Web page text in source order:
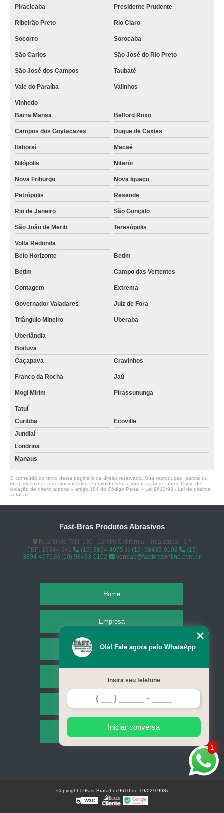
Piracicaba Presidente Prudente
Ribeirão Preto Rio Claro
Socorro Sorocaba
São Carlos São José do Rio Preto
São José dos Campos Taubaté
Vale do Paraíba Valinhos
Vinhedo
Barra Mansa
Belford Roxo
Campos dos Goytacazes Duque de Caxias
Itaboraí Macaé
Nilópolis Niterói
Nova Friburgo Nova Iguaçu
Petrópolis Resende
Rio de Janeiro São Gonçalo
São João de Meriti Teresópolis
Volta Redonda
Belo Horizonte
Betim
Betim Campo das Vertentes
Contagem Extrema
Governador Valadares Juiz de Fora
Triângulo Mineiro Uberaba
Uberlândia
Boituva
Caçapava
Cravinhos
Franco da Rocha Jaú
Mogi Mirim Pirassununga
Tatuí
Curitiba
Ecoville
Jundiaí
Londrina
Manaus
O conteúdo do texto desta página é de direito reservado. Sua reprodução, parcial ou
total, mesmo citando nossos links, é proibida sem a autorização do autor. Crime de
violação de direito autoral – artigo 184 do Código Penal – Lei 9610/98 - Lei de direitos
autorais
Fast-Bras Produtos Abrasivos
Rua Sílvio Talli, 130 - Jardim Califórnia - Indaiatuba - SP
CEP: 13344-241
(19) 3894-4975 (19) 98433-0102
(19)
3894-4975
(19) 98433-0102 vendas@fastbrasonline.com.br
Home
Empresa
Missão
Serviços
Contato
Mapa do site
1
Olá! Fale agora pelo WhatsApp
Insira seu telefone
Iniciar conversa
Copyright © Fast-Bras (Lei 9610 de 19/02/1998)
W3C